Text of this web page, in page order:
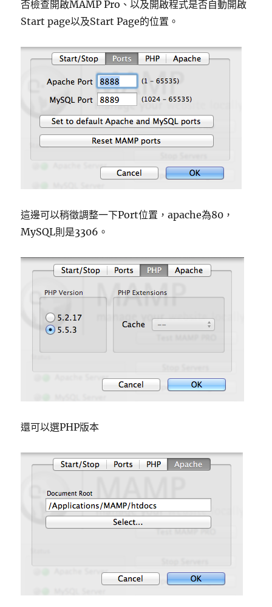
否檢查開啟MAMP Pro、以及開啟程式是否自動開啟
Start page以及Start Page的位置。
這邊可以稍徵調整一下Port位置，apache為80，
MySQL則是3306。
還可以選PHP版本